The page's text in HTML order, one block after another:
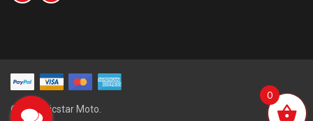
©2020 Sicstar Moto.
0